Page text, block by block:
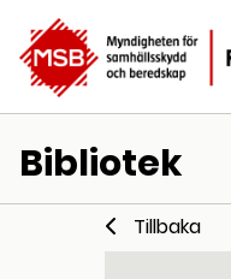
Bibliotek
Tillbaka